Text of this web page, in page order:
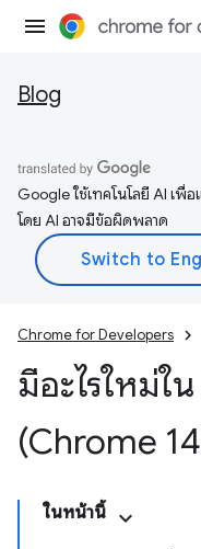
Blog
Google ใช้เทคโนโลยี AI เพื่
โดย AI อาจมีข้อผิดพลาด
Chrome for Developers
มีอะไรใหม่ใ
(Chrome
ในหน้านี้